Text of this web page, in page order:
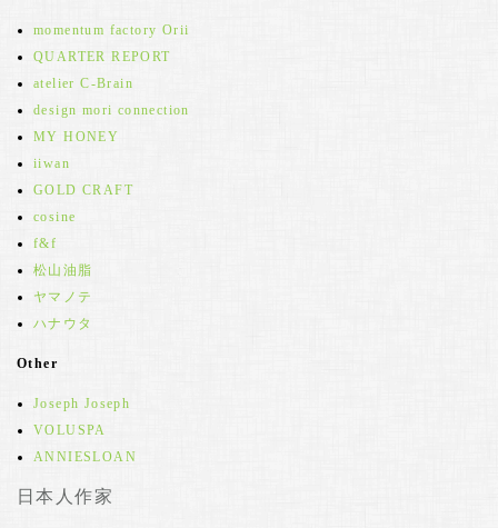
momentum factory Orii
QUARTER REPORT
atelier C-Brain
design mori connection
MY HONEY
iiwan
GOLD CRAFT
cosine
f&f
松山油脂
ヤマノテ
ハナウタ
Other
Joseph Joseph
VOLUSPA
ANNIESLOAN
日本人作家